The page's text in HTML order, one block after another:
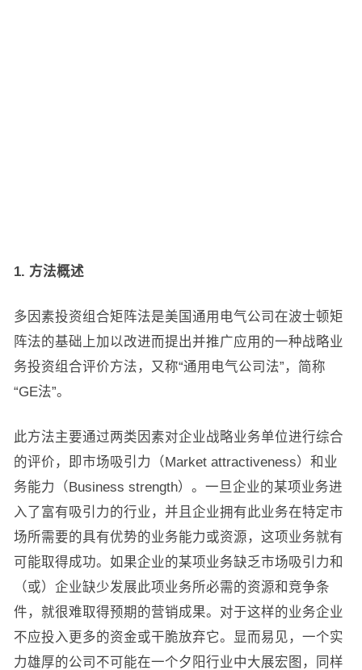
1. 方法概述
多因素投资组合矩阵法是美国通用电气公司在波士顿矩
阵法的基础上加以改进而提出并推广应用的一种战略业
务投资组合评价方法，又称“通用电气公司法”，简称
“GE法”。
此方法主要通过两类因素对企业战略业务单位进行综合
的评价，即市场吸引力（Market attractiveness）和业
务能力（Business strength）。一旦企业的某项业务进
入了富有吸引力的行业，并且企业拥有此业务在特定市
场所需要的具有优势的业务能力或资源，这项业务就有
可能取得成功。如果企业的某项业务缺乏市场吸引力和
（或）企业缺少发展此项业务所必需的资源和竞争条
件，就很难取得预期的营销成果。对于这样的业务企业
不应投入更多的资金或干脆放弃它。显而易见，一个实
力雄厚的公司不可能在一个夕阳行业中大展宏图，同样